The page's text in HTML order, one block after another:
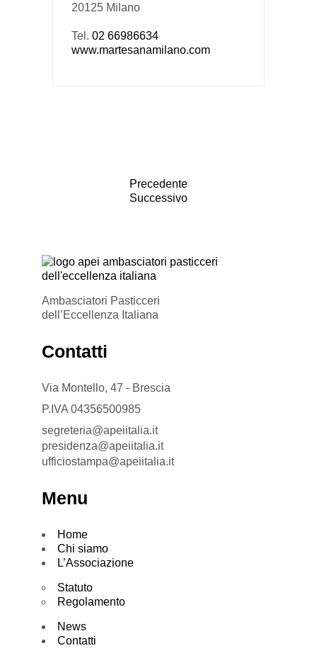
20125 Milano
Tel. 02 66986634
www.martesanamilano.com
Precedente
Successivo
Ambasciatori Pasticceri
dell’Eccellenza Italiana
Contatti
Via Montello, 47 - Brescia
P.IVA 04356500985
segreteria@apeiitalia.it
presidenza@apeiitalia.it
ufficiostampa@apeiitalia.it
Menu
Home
Chi siamo
L’Associazione
Statuto
Regolamento
News
Contatti